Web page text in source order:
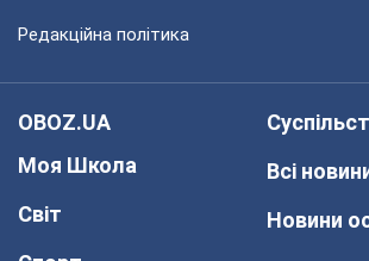
Редакційна політика
OBOZ.UA
Моя Школа
Світ
Всі
Новини